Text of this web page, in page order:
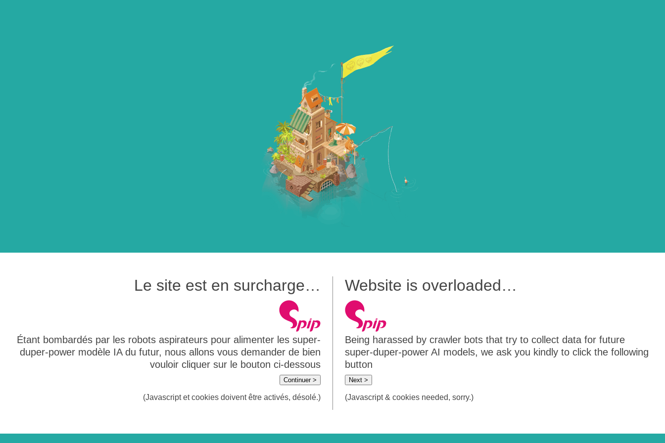
Le site est en surcharge…
Étant bombardés par les robots aspirateurs pour alimenter les super-
duper-power modèle IA du futur, nous allons vous demander de bien
vouloir cliquer sur le bouton ci-dessous
Continuer >
(Javascript et cookies doivent être activés, désolé.)
Website is overloaded…
Being harassed by crawler bots that try to collect data for future
super-duper-power AI models, we ask you kindly to click the following
button
Next >
(Javascript & cookies needed, sorry.)